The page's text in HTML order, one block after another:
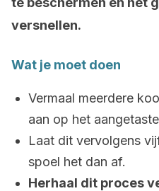
versnellen.
Wat je moet doen
Vermaal meerdere
aan op het
Laat dit vervolgens
spoel het dan af.
Herhaal dit proces